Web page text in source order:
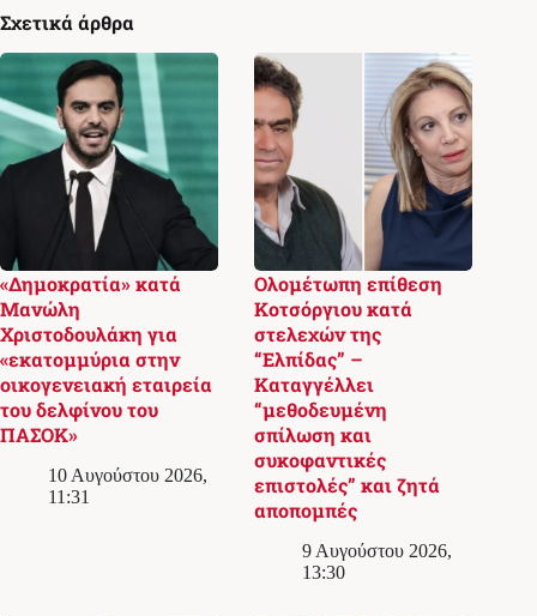
Σχετικά άρθρα
«Δημοκρατία» κατά
Μανώλη
Χριστοδουλάκη για
«εκατομμύρια στην
οικογενειακή εταιρεία
του δελφίνου του
ΠΑΣΟΚ»
10 Αυγούστου 2026,
11:31
Ολομέτωπη επίθεση
Κοτσόργιου κατά
στελεχών της
“Ελπίδας” –
Καταγγέλλει
“μεθοδευμένη
σπίλωση και
συκοφαντικές
επιστολές” και ζητά
αποπομπές
9 Αυγούστου 2026,
13:30